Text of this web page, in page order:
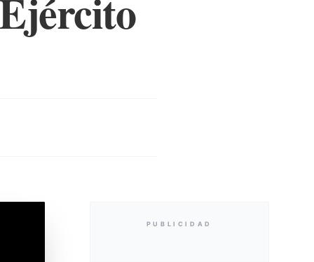
PUBLICIDAD